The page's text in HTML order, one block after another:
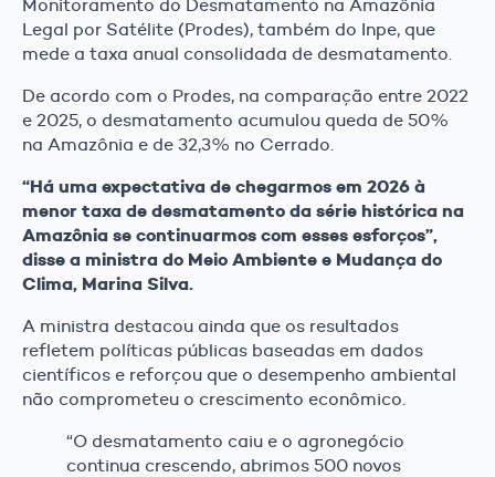
Monitoramento do Desmatamento na Amazônia
Legal por Satélite (Prodes), também do Inpe, que
mede a taxa anual consolidada de desmatamento.
De acordo com o Prodes, na comparação entre 2022
e 2025, o desmatamento acumulou queda de 50%
na Amazônia e de 32,3% no Cerrado.
“Há uma expectativa de chegarmos em 2026 à
menor taxa de desmatamento da série histórica na
Amazônia se continuarmos com esses esforços”,
disse a ministra do Meio Ambiente e Mudança do
Clima, Marina Silva.
A ministra destacou ainda que os resultados
refletem políticas públicas baseadas em dados
científicos e reforçou que o desempenho ambiental
não comprometeu o crescimento econômico.
“O desmatamento caiu e o agronegócio
continua crescendo, abrimos 500 novos